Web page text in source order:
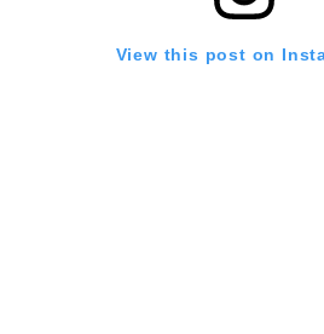
View this post on